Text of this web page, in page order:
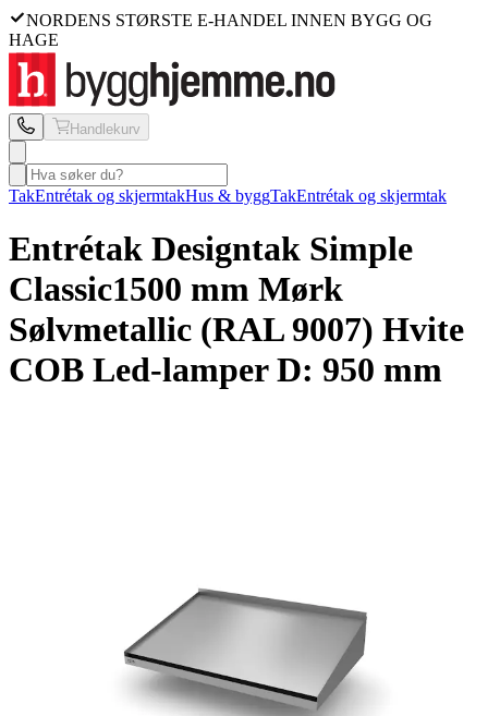
NORDENS STØRSTE E-HANDEL INNEN BYGG OG
HAGE
Handlekurv
TakEntrétak og skjermtakHus & byggTakEntrétak og skjermtak
Entrétak Designtak Simple
Classic1500 mm Mørk
Sølvmetallic (RAL 9007) Hvite
COB Led-lamper D: 950 mm